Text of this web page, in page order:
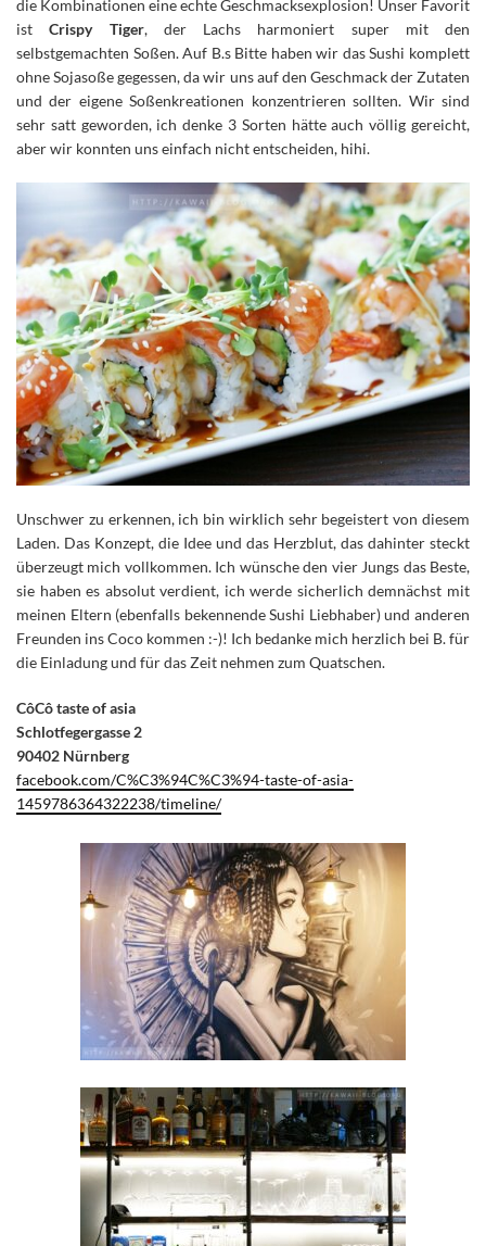
die Kombinationen eine echte Geschmacksexplosion! Unser Favorit
istCrispy Tiger, der Lachs harmoniert super mit den
selbstgemachten Soßen. Auf B.s Bitte haben wir das Sushi komplett
ohne Sojasoße gegessen, da wir uns auf den Geschmack der Zutaten
und der eigene Soßenkreationen konzentrieren sollten. Wir sind
sehr satt geworden, ich denke 3 Sorten hätte auch völlig gereicht,
aber wir konnten uns einfach nicht entscheiden, hihi.
Unschwer zu erkennen, ich bin wirklich sehr begeistert von diesem
Laden. Das Konzept, die Idee und das Herzblut, das dahinter steckt
überzeugt mich vollkommen. Ich wünsche den vier Jungs das Beste,
sie haben es absolut verdient, ich werde sicherlich demnächst mit
meinen Eltern (ebenfalls bekennende Sushi Liebhaber) und anderen
Freunden ins Coco kommen :-)! Ich bedanke mich herzlich bei B. für
die Einladung und für das Zeit nehmen zum Quatschen.
CôCô taste of asia
Schlotfegergasse 2
90402 Nürnberg
facebook.com/C%C3%94C%C3%94-taste-of-asia-
1459786364322238/timeline/